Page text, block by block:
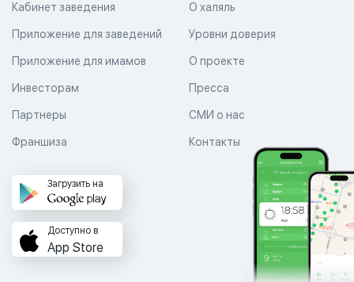
О халяль
Уровни доверия
Кабинет заведения
Приложение для заведений
Приложение для имамов О проекте
Пресса
СМИ о нас
Контакты
Инвесторам
Партнеры
Франшиза
Загрузить на
Доступно в
App Store